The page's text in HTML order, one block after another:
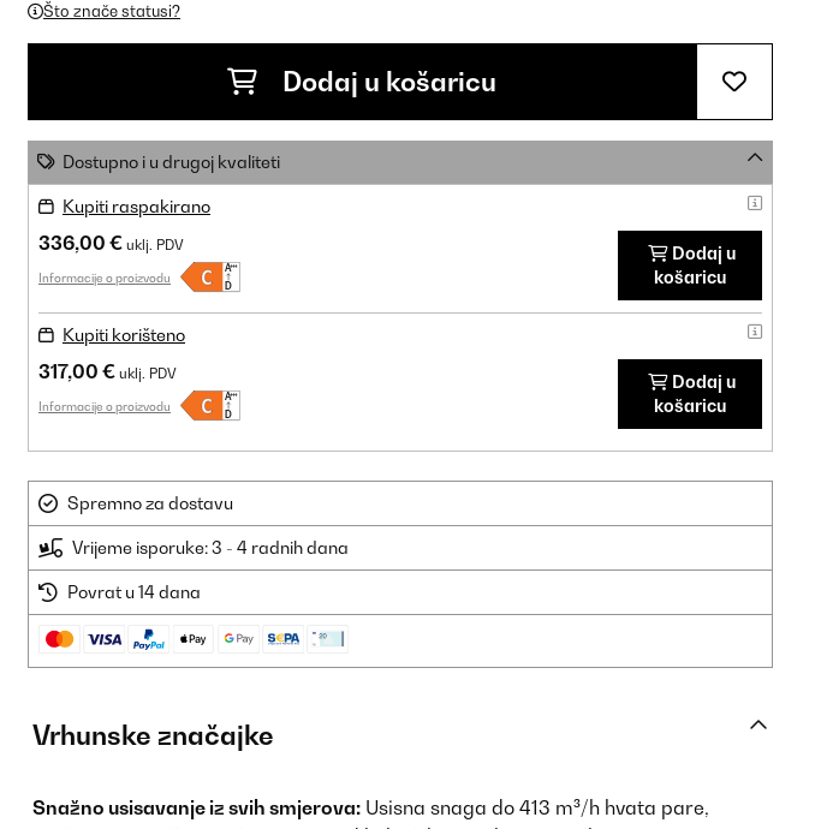
Što znače statusi?
Dodaj u košaricu
Dostupno i u drugoj kvaliteti
Kupiti raspakirano
336,00 € uklj. PDV
Informacije o proizvodu
Dodaj u
košaricu
Kupiti korišteno
317,00 € uklj. PDV
Informacije o proizvodu
Dodaj u
košaricu
Spremno za dostavu
Vrijeme isporuke: 3 - 4 radnih dana
Povrat u 14 dana
Vrhunske značajke
Snažno usisavanje iz svih smjerova: Usisna snaga do 413 m³/h hvata pare,